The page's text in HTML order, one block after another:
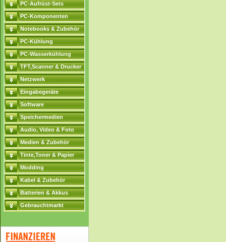
PC-Aufrüst-Sets
PC-Komponenten
Notebooks & Zubehör
PC-Kühlung
PC-Wasserkühlung
TFT,Scanner & Drucker
Netzwerk
Eingabegeräte
Software
Speichermedien
Audio, Video & Foto
Medien & Zubehör
Tinte,Toner & Papier
Modding
Kabel & Zubehör
Batterien & Akkus
Gebrauchtmarkt